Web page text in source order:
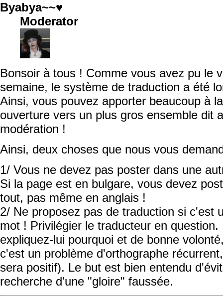
Byabya~~♥
Moderator
Bonsoir à tous ! Comme vous avez pu le
semaine, le système de traduction a été
Ainsi, vous pouvez apporter beaucoup à
ouverture vers un plus gros ensemble dit
modération !
Ainsi, deux choses que nous vous
1/ Vous ne devez pas poster dans une
Si la page est en bulgare, vous devez
tout, pas même en anglais !
2/ Ne proposez pas de traduction si c'est
mot ! Privilégier le traducteur en
expliquez-lui pourquoi et de bonne
c'est un problème d'orthographe
sera positif). Le but est bien entendu
recherche d'une "gloire" faussée.